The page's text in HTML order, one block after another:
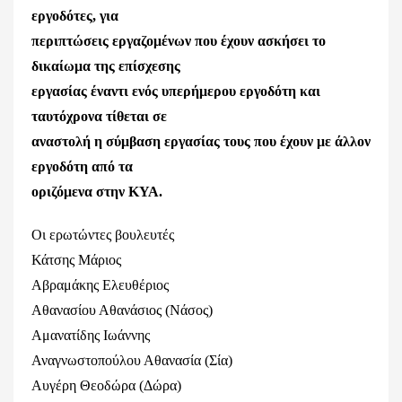
εργοδότες, για
περιπτώσεις εργαζομένων που έχουν ασκήσει το
δικαίωμα της επίσχεσης
εργασίας έναντι ενός υπερήμερου εργοδότη και
ταυτόχρονα τίθεται σε
αναστολή η σύμβαση εργασίας τους που έχουν με άλλον
εργοδότη από τα
οριζόμενα στην ΚΥΑ.
Οι ερωτώντες βουλευτές
Κάτσης Μάριος
Αβραμάκης Ελευθέριος
Αθανασίου Αθανάσιος (Νάσος)
Αμανατίδης Ιωάννης
Αναγνωστοπούλου Αθανασία (Σία)
Αυγέρη Θεοδώρα (Δώρα)